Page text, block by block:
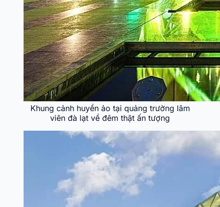
Khung cảnh huyền ảo tại quảng trường lâm
viên đà lạt về đêm thật ấn tượng